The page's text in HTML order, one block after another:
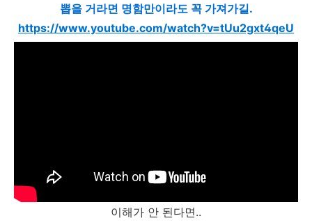
뽑을 거라면 명함만이라도 꼭 가져가길.
https://www.youtube.com/watch?v=tUu2gxt4qeU
이해가 안 된다면..